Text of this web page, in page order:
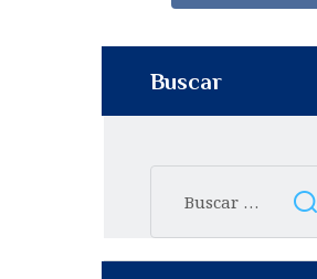
Buscar